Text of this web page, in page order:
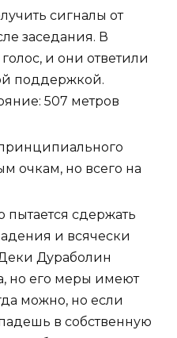
сигналы от
заседания. В
и они ответили
поддержкой.
507 метров
очкам, но всего на
пытается сдержать
и всячески
Дураболин
но его меры имеют
можно, но если
в собственную